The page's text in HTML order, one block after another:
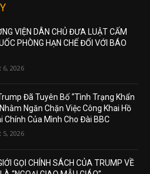
VIỆN DÂN CHỦ ĐƯA LUẬT CẤM
PHÒNG HẠN CHẾ ĐỐI VỚI BÁO
6, 2026
Đã Tuyên Bố “Tình Trạng Khẩn
Ngăn Chặn Việc Công Khai Hồ
Chính Của Mình Cho Đài BBC
5, 2026
GỌI CHÍNH SÁCH CỦA TRUMP VỀ